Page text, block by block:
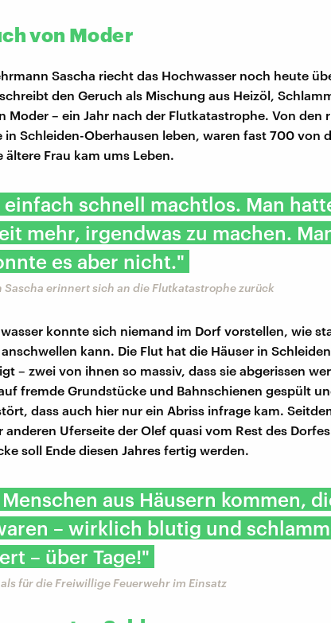
von Moder
Sascha riecht das Hochwasser noch heute
den Geruch als Mischung aus Heizöl,
Moder – ein Jahr nach der Flutkatastrophe. Von den
in Schleiden-Oberhausen leben, waren fast 700 von
ältere Frau kam ums Leben.
einfach schnell machtlos. Man
mehr, irgendwas zu machen.
es aber nicht."
Sascha erinnert sich an die Flutkatastrophe zurück
konnte sich niemand im Dorf vorstellen, wie
kann. Die Flut hat die Häuser in
– zwei von ihnen so massiv, dass sie abgerissen
fremde Grundstücke und Bahnschienen gespült
dass auch hier nur ein Abriss infrage kam.
anderen Uferseite der Olef quasi vom Rest des
soll Ende diesen Jahres fertig werden.
aus Häusern kommen,
– wirklich blutig und
– über Tage!"
für die Freiwillige Feuerwehr im Einsatz